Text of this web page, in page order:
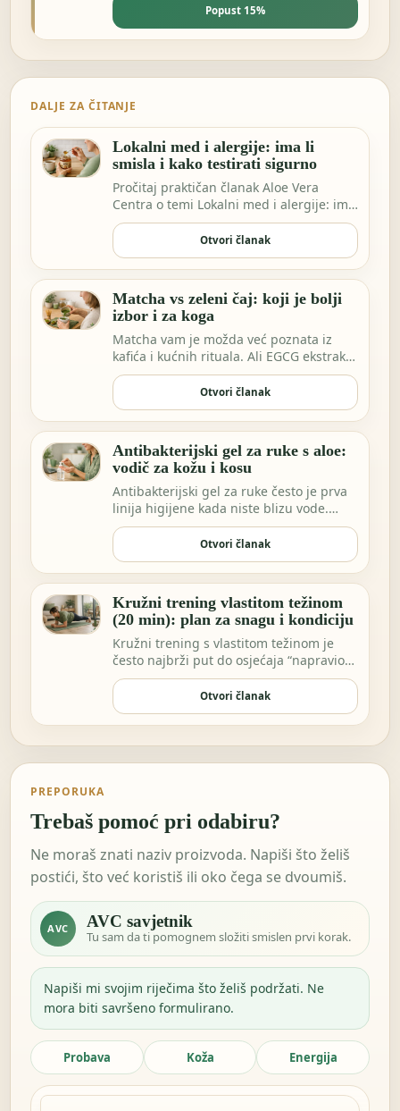
Popust 15%
DALJE ZA ČITANJE
Lokalni med i alergije: ima li
smisla i kako testirati sigurno
Pročitaj praktičan članak Aloe Vera
Centra o temi Lokalni med i alergije: ima
li smisla…
Otvori članak
Matcha vs zeleni čaj: koji je bolji
izbor i za koga
Matcha vam je možda već poznata iz
kafića i kućnih rituala. Ali EGCG ekstrakt
sve češće…
Otvori članak
Antibakterijski gel za ruke s aloe:
vodič za kožu i kosu
Antibakterijski gel za ruke često je prva
linija higijene kada niste blizu vode.
Možda …
Otvori članak
Kružni trening vlastitom težinom
(20 min): plan za snagu i kondiciju
Kružni trening s vlastitom težinom je
često najbrži put do osjećaja “napravio
sam nešto…
Otvori članak
PREPORUKA
Trebaš pomoć pri odabiru?
Ne moraš znati naziv proizvoda. Napiši što želiš
postići, što već koristiš ili oko čega se dvoumiš.
AVC AVC savjetnik
Tu sam da ti pomognem složiti smislen prvi korak.
Napiši mi svojim riječima što želiš podržati. Ne
mora biti savršeno formulirano.
Probava Koža Energija